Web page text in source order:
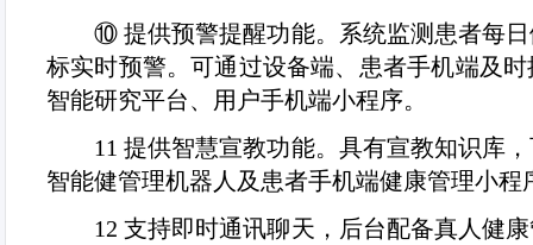
⑩提供预警提醒功能。系统监测患者每
标实时预警。可通过设备端、患者手机端及
智能研究平台、用户手机端小程序。
11提供智慧宣教功能。具有宣教知识库
智能健管理机器人及患者手机端健康管理小程
12支持即时通讯聊天，后台配备真人健